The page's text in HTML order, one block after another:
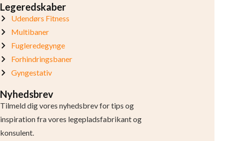
Legeredskaber
Udendørs Fitness
Multibaner
Fugleredegynge
Forhindringsbaner
Gyngestativ
Nyhedsbrev
Tilmeld dig vores nyhedsbrev for tips og
inspiration fra vores legepladsfabrikant og
konsulent.